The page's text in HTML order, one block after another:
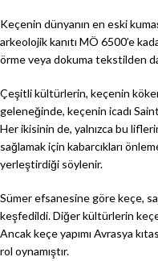
Keçenin dünyanın en eski
arkeolojik kanıtı MÖ 6500’e
örme veya dokuma tekstilden
Çeşitli kültürlerin, keçenin
geleneğinde, keçenin icadı
Her ikisinin de, yalnızca bu
sağlamak için kabarcıkları
yerleştirdiği söylenir.
Sümer efsanesine göre keçe,
keşfedildi. Diğer kültürlerin
Ancak keçe yapımı Avrasya
rol oynamıştır.